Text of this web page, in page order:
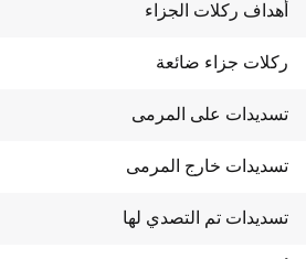
أهداف ركلات الجزاء
ركلات جزاء ضائعة
تسديدات على المرمى
تسديدات خارج المرمى
تسديدات تم التصدي لها